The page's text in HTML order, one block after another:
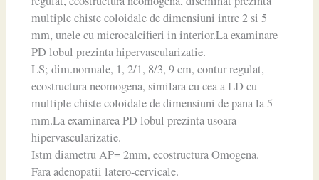
multiple chiste coloidale de dimensiuni intre 2 si 5
mm, unele cu microcalcifieri in interior.La examinare
PD lobul prezinta hipervascularizatie.
LS; dim.normale, 1, 2/1, 8/3, 9 cm, contur regulat,
ecostructura neomogena, similara cu cea a LD cu
multiple chiste coloidale de dimensiuni de pana la 5
mm.La examinarea PD lobul prezinta usoara
hipervascularizatie.
Istm diametru AP= 2mm, ecostructura Omogena.
Fara adenopatii latero-cervicale.